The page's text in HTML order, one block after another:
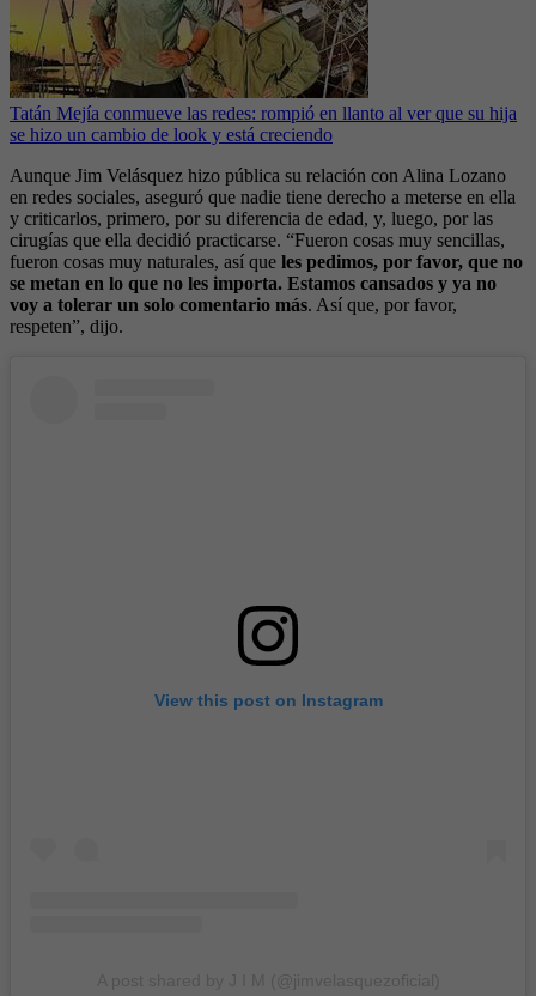
Tatán Mejía conmueve las redes: rompió en llanto al ver que su hija
se hizo un cambio de look y está creciendo
Aunque Jim Velásquez hizo pública su relación con Alina Lozano
en redes sociales, aseguró que nadie tiene derecho a meterse en ella
y criticarlos, primero, por su diferencia de edad, y, luego, por las
cirugías que ella decidió practicarse. “Fueron cosas muy sencillas,
fueron cosas muy naturales, así que les pedimos, por favor, que no
se metan en lo que no les importa. Estamos cansados y ya no
voy a tolerar un solo comentario más. Así que, por favor,
respeten”, dijo.
View this post on Instagram